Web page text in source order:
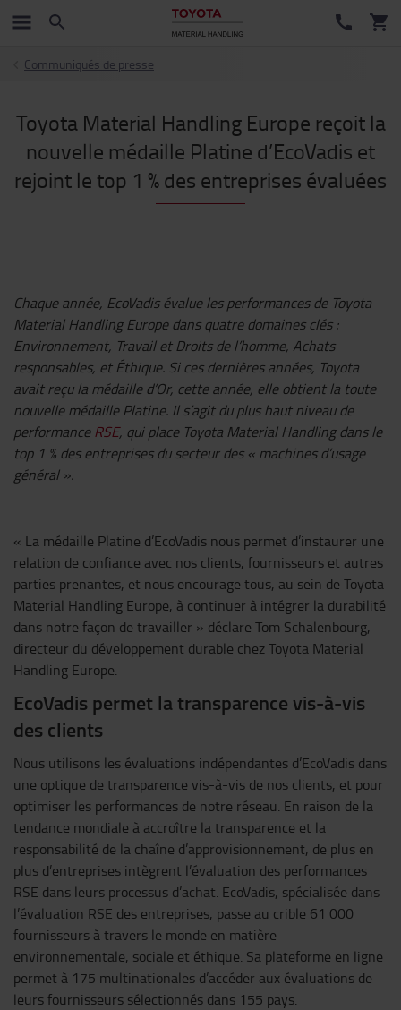
Communiqués de presse
Toyota Material Handling Europe reçoit la
nouvelle médaille Platine d’EcoVadis et
rejoint le top 1 % des entreprises évaluées
Chaque année, EcoVadis évalue les performances de Toyota
Material Handling Europe dans quatre domaines clés :
Environnement, Travail et Droits de l’homme, Achats
responsables, et Éthique. Si ces dernières années, Toyota
avait reçu la médaille d’Or, cette année, elle obtient la toute
nouvelle médaille Platine. Il s’agit du plus haut niveau de
performanceRSE, qui place Toyota Material Handling dans le
top 1 % des entreprises du secteur des « machines d’usage
général ».
« La médaille Platine d’EcoVadis nous permet d’instaurer une
relation de confiance avec nos clients, fournisseurs et autres
parties prenantes, et nous encourage tous, au sein de Toyota
Material Handling Europe, à continuer à intégrer la durabilité
dans notre façon de travailler » déclare Tom Schalenbourg,
directeur du développement durable chez Toyota Material
Handling Europe.
EcoVadis permet la transparence vis-à-vis
des clients
Nous utilisons les évaluations indépendantes d’EcoVadis dans
une optique de transparence vis-à-vis de nos clients, et pour
optimiser les performances de notre réseau. En raison de la
tendance mondiale à accroître la transparence et la
responsabilité de la chaîne d’approvisionnement, de plus en
plus d’entreprises intègrent l’évaluation des performances
RSE dans leurs processus d’achat. EcoVadis, spécialisée dans
l’évaluation RSE des entreprises, passe au crible 61 000
fournisseurs à travers le monde en matière
environnementale, sociale et éthique. Sa plateforme en ligne
permet à 175 multinationales d’accéder aux évaluations de
leurs fournisseurs sélectionnés dans 155 pays.